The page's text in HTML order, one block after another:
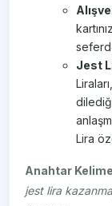
Jest
Lira
Anahtar
jest lira